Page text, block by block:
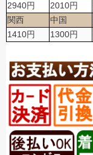
2940円
2010円
関西
中国
1410円
1300円